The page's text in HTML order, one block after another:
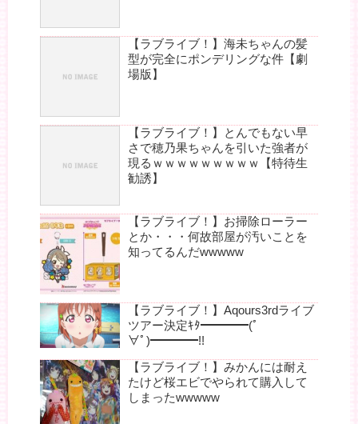
【ラブライブ！】海未ちゃんの髪
型が完全にポンデリングな件【劇
場版】
【ラブライブ！】とんでもない早
さで穂乃果ちゃんを引いた強者が
現るｗｗｗｗｗｗｗｗｗ【特待生
勧誘】
【ラブライブ！】お掃除ローラー
とか・・・何故部屋が汚いことを
知ってるんだwwwww
【ラブライブ！】Aqours3rdライブ
ツアー決定ｷﾀ━━━━(ﾟ
∀ﾟ)━━━━!!
【ラブライブ！】みかんには耐え
たけど桜エビでやられて購入して
しまったwwwww